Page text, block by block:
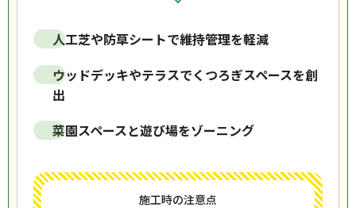
人工芝や防草シートで維持管理を軽減
ウッドデッキやテラスでくつろぎスペースを創
出
菜園スペースと遊び場をゾーニング
施工時の注意点